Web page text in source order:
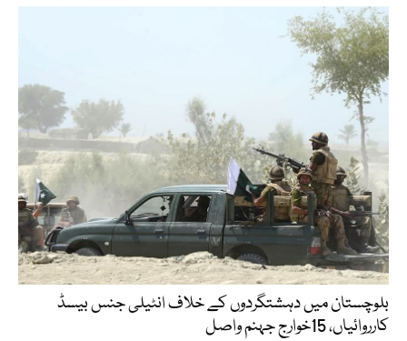
بلوچستان میں دہشتگردوں کے خلاف انٹیلی جنس بیسڈ
کارروائیاں، 15خوارج جہنم واصل